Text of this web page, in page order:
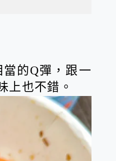
的Q彈，跟一
上也不錯。